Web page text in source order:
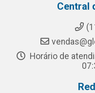
Central
Horário de